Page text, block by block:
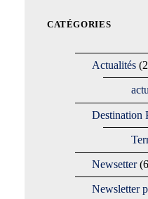
CATÉGORIES
Actualités
Destination
Newsetter
Newsletter